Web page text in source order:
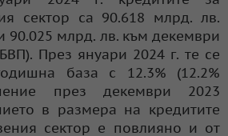
сектор са 90.618 млрд. лв.
90.025 млрд. лв. към декември
През януари 2024 г. те се
база с 12.3% (12.2%
през декември 2023
в размера на кредитите
сектор е повлияно и от